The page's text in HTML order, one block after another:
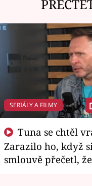
SERIÁLY A FILMY
Zarazilo ho, když
smlouvě přečetl,